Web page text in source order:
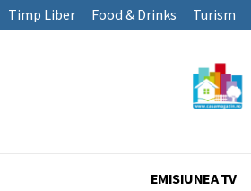
Timp Liber Food & Drinks Turism
EMISIUNEA TV